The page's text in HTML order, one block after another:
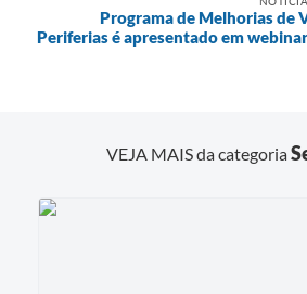
Programa de Melhorias de
Periferias é apresentado em
VEJA MAIS da categoria